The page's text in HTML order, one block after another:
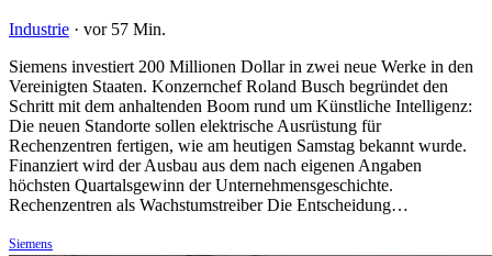
Industrie · vor 57 Min.
Siemens investiert 200 Millionen Dollar in zwei neue Werke in den
Vereinigten Staaten. Konzernchef Roland Busch begründet den
Schritt mit dem anhaltenden Boom rund um Künstliche Intelligenz:
Die neuen Standorte sollen elektrische Ausrüstung für
Rechenzentren fertigen, wie am heutigen Samstag bekannt wurde.
Finanziert wird der Ausbau aus dem nach eigenen Angaben
höchsten Quartalsgewinn der Unternehmensgeschichte.
Rechenzentren als Wachstumstreiber Die Entscheidung…
Siemens